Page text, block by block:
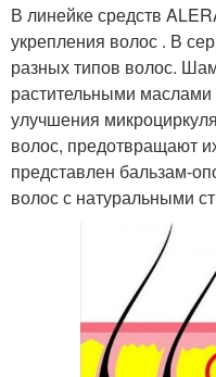
В линейке средств
укрепления волос . В
разных типов волос.
растительными
улучшения
волос, предотвращают
представлен бальзам-
волос с натуральными